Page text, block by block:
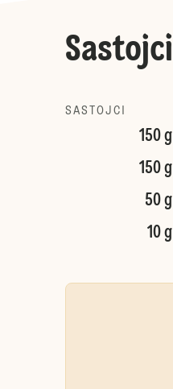
Sastojci
SASTOJCI
150 g
150 g
50 g
10 g